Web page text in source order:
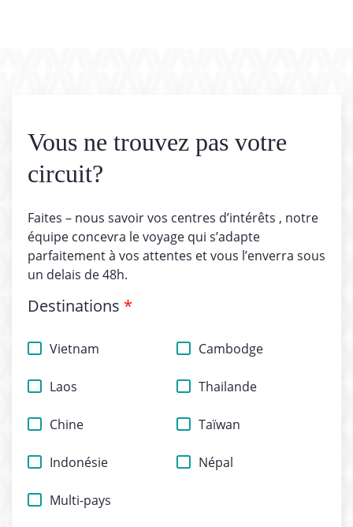
Vous ne trouvez pas votre
circuit?
Faites – nous savoir vos centres d’intérêts , notre
équipe concevra le voyage qui s’adapte
parfaitement à vos attentes et vous l’enverra sous
un delais de 48h.
Destinations *
Vietnam Cambodge
Laos Thailande
Chine Taïwan
Indonésie Népal
Multi-pays